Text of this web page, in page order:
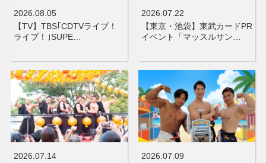
2026.08.05
【TV】TBS｢CDTVライブ！
ライブ！｣SUPE…
2026.07.22
【東京・池袋】東武カードPR
イベント「マッスルサン…
2026.07.14
2026.07.09